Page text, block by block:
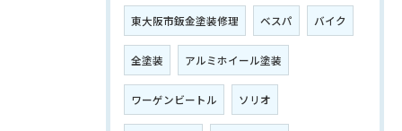
東大阪市鈑金塗装修理 ベスパ バイク
全塗装 アルミホイール塗装
ワーゲンビートル ソリオ